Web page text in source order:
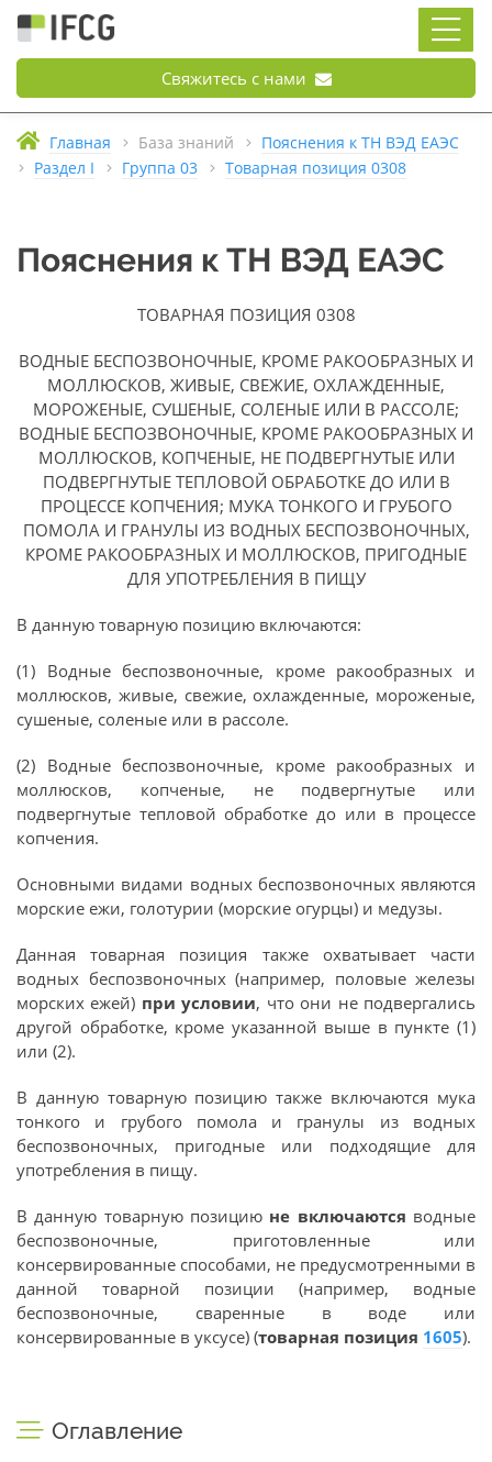
Свяжитесь с нами
Главная База знаний
Пояснения к ТН ВЭД ЕАЭС
Раздел I
Группа 03 Товарная позиция 0308
Пояснения к ТН ВЭД ЕАЭС
ТОВАРНАЯ ПОЗИЦИЯ 0308
ВОДНЫЕ БЕСПОЗВОНОЧНЫЕ, КРОМЕ РАКООБРАЗНЫХ И
МОЛЛЮСКОВ, ЖИВЫЕ, СВЕЖИЕ, ОХЛАЖДЕННЫЕ,
МОРОЖЕНЫЕ, СУШЕНЫЕ, СОЛЕНЫЕ ИЛИ В РАССОЛЕ;
ВОДНЫЕ БЕСПОЗВОНОЧНЫЕ, КРОМЕ РАКООБРАЗНЫХ И
МОЛЛЮСКОВ, КОПЧЕНЫЕ, НЕ ПОДВЕРГНУТЫЕ ИЛИ
ПОДВЕРГНУТЫЕ ТЕПЛОВОЙ ОБРАБОТКЕ ДО ИЛИ В
ПРОЦЕССЕ КОПЧЕНИЯ; МУКА ТОНКОГО И ГРУБОГО
ПОМОЛА И ГРАНУЛЫ ИЗ ВОДНЫХ БЕСПОЗВОНОЧНЫХ,
КРОМЕ РАКООБРАЗНЫХ И МОЛЛЮСКОВ, ПРИГОДНЫЕ
ДЛЯ УПОТРЕБЛЕНИЯ В ПИЩУ
В данную товарную позицию включаются:
(1) Водные беспозвоночные, кроме ракообразных и
моллюсков, живые, свежие, охлажденные, мороженые,
сушеные, соленые или в рассоле.
(2) Водные беспозвоночные, кроме ракообразных и
моллюсков, копченые, не подвергнутые или
подвергнутые тепловой обработке до или в процессе
копчения.
Основными видами водных беспозвоночных являются
морские ежи, голотурии (морские огурцы) и медузы.
Данная товарная позиция также охватывает части
водных беспозвоночных (например, половые железы
морских ежей) при условии, что они не подвергались
другой обработке, кроме указанной выше в пункте (1)
или (2).
В данную товарную позицию также включаются мука
тонкого и грубого помола и гранулы из водных
беспозвоночных, пригодные или подходящие для
употребления в пищу.
В данную товарную позицию не включаются водные
беспозвоночные, приготовленные или
консервированные способами, не предусмотренными в
данной товарной позиции (например, водные
беспозвоночные, сваренные в воде или
консервированные в уксусе) (товарная позиция 1605).
Оглавление